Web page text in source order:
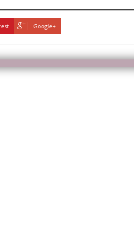
Google+